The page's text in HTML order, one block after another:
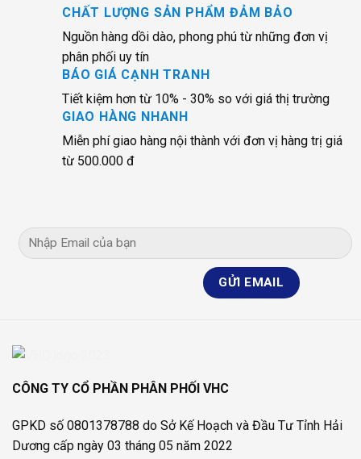
CHẤT LƯỢNG SẢN PHẨM ĐẢM BẢO
Nguồn hàng dồi dào, phong phú từ những đơn vị
phân phối uy tín
BÁO GIÁ CẠNH TRANH
Tiết kiệm hơn từ 10% - 30% so với giá thị trường
GIAO HÀNG NHANH
Miễn phí giao hàng nội thành với đơn vị hàng trị giá
từ 500.000 đ
CÔNG TY CỔ PHẦN PHÂN PHỐI VHC
GPKD số 0801378788 do Sở Kế Hoạch và Đầu Tư Tỉnh Hải
Dương cấp ngày 03 tháng 05 năm 2022